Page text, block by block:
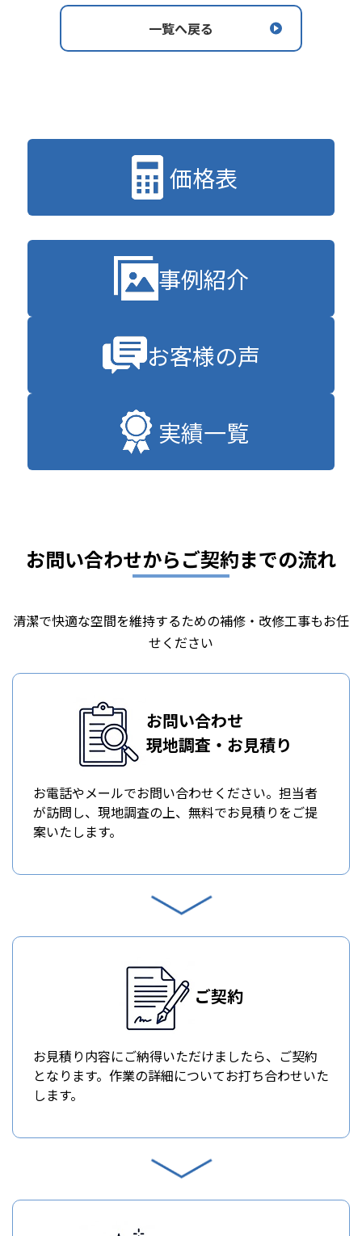
一覧へ戻る
価格表
事例紹介
お客様の声
実績一覧
お問い合わせからご契約までの流れ
清潔で快適な空間を維持するための補修・改修工事もお任
せください
お問い合わせ
現地調査・お見積り
お電話やメールでお問い合わせください。担当者
が訪問し、現地調査の上、無料でお見積りをご提
案いたします。
ご契約
お見積り内容にご納得いただけましたら、ご契約
となります。作業の詳細についてお打ち合わせいた
します。